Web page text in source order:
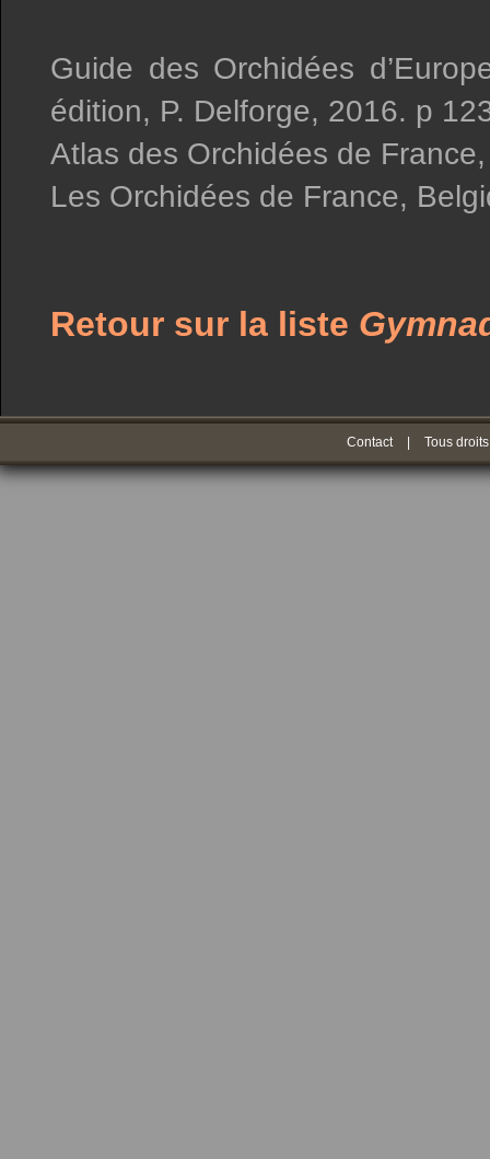
Guide des Orchidées
édition, P. Delforge, 2016. p
Atlas des Orchidées de
Les Orchidées de France,
Retour sur la liste
Contact | Tous